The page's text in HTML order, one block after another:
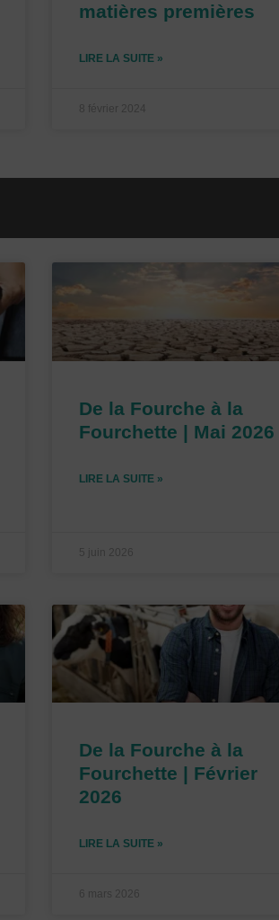
matières premières
LIRE LA SUITE »
8 février 2024
De la Fourche à la
Fourchette | Mai 2026
LIRE LA SUITE »
5 juin 2026
De la Fourche à la
Fourchette | Février
2026
LIRE LA SUITE »
6 mars 2026